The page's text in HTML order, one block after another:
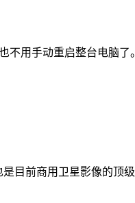
不用手动重启整台电脑
目前商用卫星影像的顶